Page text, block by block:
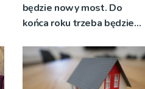
będzie nowy most. Do
końca roku trzeba będzie